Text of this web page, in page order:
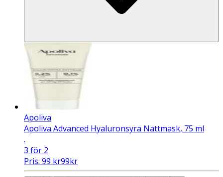
Apoliva
Apoliva Advanced Hyaluronsyra Nattmask, 75 ml
.
3 för 2
Pris: 99 kr99kr